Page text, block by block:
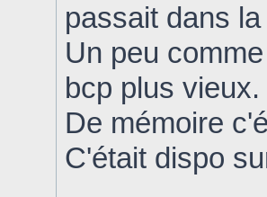
passait dans
Un peu
bcp plus vieux.
De mémoire
C'était dispo